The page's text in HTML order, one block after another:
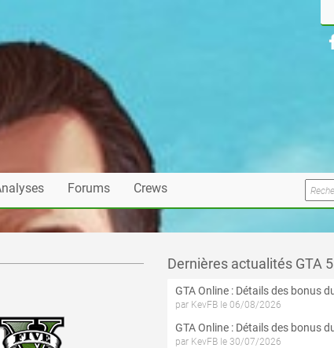
Forums Crews
Dernières actualités GTA 5
par KevFB le 06/08/2026
par KevFB le 30/07/2026